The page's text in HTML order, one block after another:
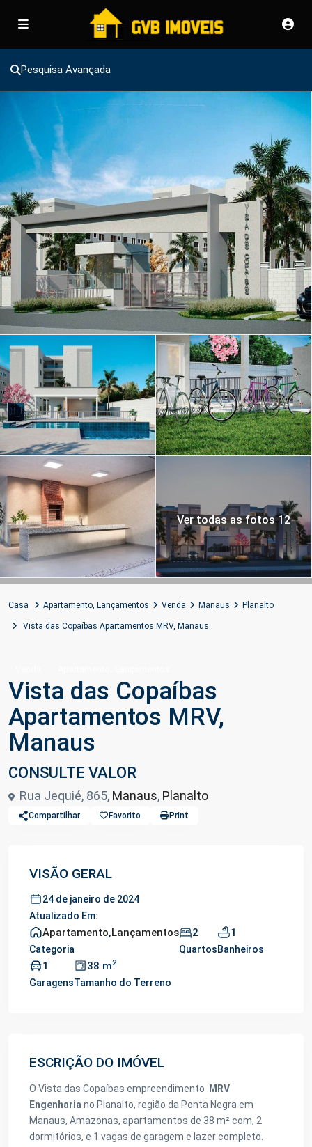
Pesquisa Avançada
Ver todas as fotos 12
Casa Apartamento, Lançamentos Venda Manaus Planalto
Vista das Copaíbas Apartamentos MRV, Manaus
Vista das Copaíbas
Apartamentos MRV,
Manaus
CONSULTE VALOR
Rua Jequié, 865, Manaus, Planalto
Compartilhar Favorito Print
VISÃO GERAL
24 de janeiro de 2024
Atualizado Em:
Apartamento,Lançamentos
Categoria
2
Quartos
1
Banheiros
1
Garagens
38 m2
Tamanho do Terreno
ESCRIÇÃO DO IMÓVEL
O Vista das Copaíbas empreendimento
MRV
Engenharia no Planalto, região da Ponta Negra em
Manaus, Amazonas, apartamentos de 38 m² com, 2
dormitórios, e 1 vagas de garagem e lazer completo.